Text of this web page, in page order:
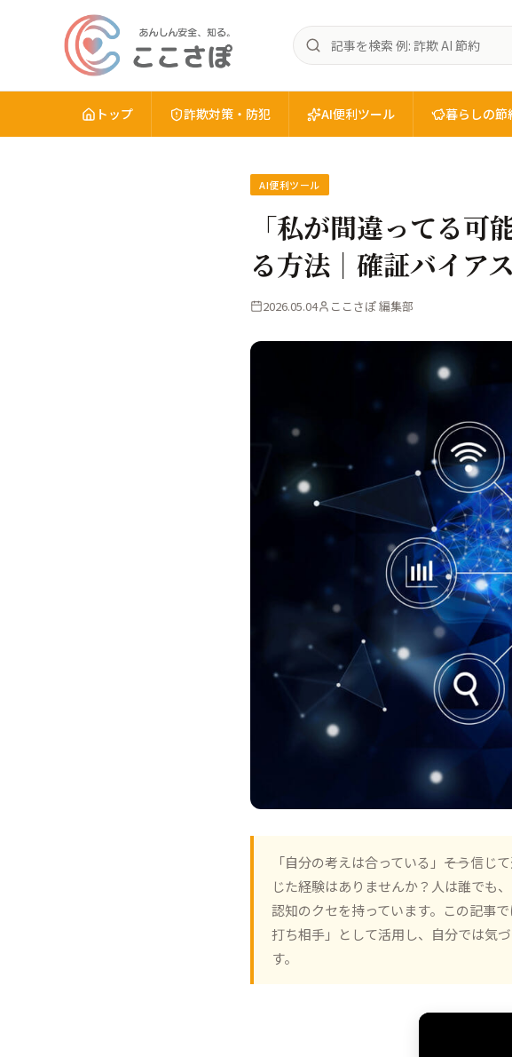
あ
記
事
トップ 詐欺対策・防犯 AI便利ツール 暮らしの節
AI便利ツール
「私が間違ってる
る方法｜確証バイア
2026.05.04 ここさぽ 編集部
「自分の考えは合っている」――そう信
じた経験はありませんか？人は誰でも
認知のクセを持っています。この記事
打ち相手」として活用し、自分では気
す。